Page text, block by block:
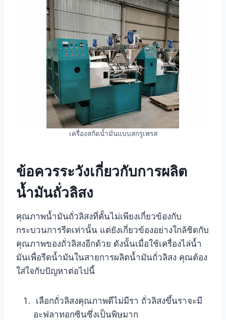
เครื่องสกัดน้ำมันแบบสกรูเพรส
ข้อควรระวังเกี่ยวกับการผลิต
น้ำมันถั่วลิสง
คุณภาพน้ำมันถั่วลิสงที่คั้นไม่เพียงเกี่ยวข้องกับ
กระบวนการรีดเท่านั้น แต่ยังเกี่ยวข้องอย่างใกล้ชิดกับ
คุณภาพของถั่วลิสงอีกด้วย ดังนั้นเมื่อใช้เครื่องไล่น้ำ
มันเพื่อรีดน้ำมันในสายการผลิตน้ำมันถั่วลิสง คุณต้อง
ใส่ใจกับปัญหาต่อไปนี้
เลือกถั่วลิสงคุณภาพดีไม่มีรา ถั่วลิสงขึ้นราจะมี
อะฟลาทอกซินซึ่งเป็นพิษมาก